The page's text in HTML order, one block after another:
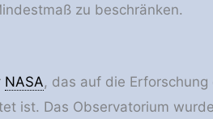
zu beschränken.
NASA, das auf die Erforschung
ist. Das Observatorium